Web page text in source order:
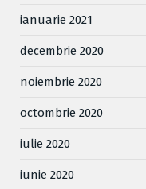
ianuarie 2021
decembrie 2020
noiembrie 2020
octombrie 2020
iulie 2020
iunie 2020